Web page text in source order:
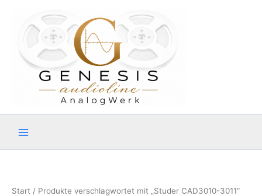
springen
Start / Produkte verschlagwortet mit „Studer CAD3010-3011“